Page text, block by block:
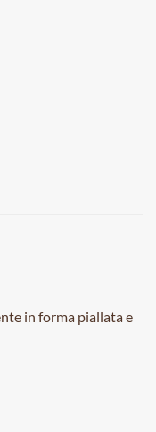
in forma piallata e